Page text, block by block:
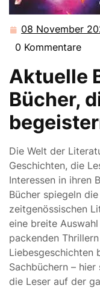
08 November
0 Kommentare
Aktuelle
Bücher,
Die Welt der
Geschichten, die
Interessen in ihren
Bücher spiegeln
zeitgenössischen
eine breite
packenden
Liebesgeschichten
Sachbüchern –
die Leser auf der